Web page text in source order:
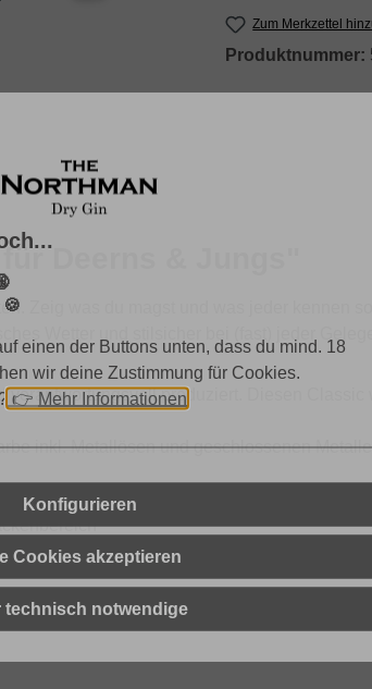
Zum Merkzettel
Produktnummer:
Deerns & Jungs"
Zeig was du magst und was jeder kennen
Wetter und stilsicher bei (fast) jeder
produziert. Diesen
inkl. Metallösen und geschlossenen
Bündchen und Armausschnitt
einen der Buttons unten, dass du mind. 18
wir deine Zustimmung für Cookies.
👉 Mehr Informationen
Konfigurieren
Cookies akzeptieren
technisch notwendige